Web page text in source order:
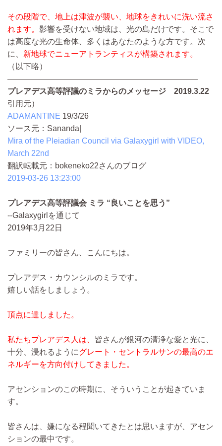
その段階で、地上は津波が襲い、地球をきれいに洗い流さ
れます。 影響を受けない地域は、光の島だけです。そこで
は高度な光の生命体、多くはあなたのような方です。次
に、 新地球でニューアトランティスが構築されます。
（以下略）
————————————————————————
プレアデス高等評議のミラからのメッセージ 2019.3.22
引用元）
ADAMANTINE 19/3/26
ソース元：Sananda|
Mira of the Pleiadian Council via Galaxygirl with VIDEO,
March 22nd
翻訳転載元：bokeneko22さんのブログ
2019-03-26 13:23:00
プレアデス高等評議会 ミラ “良いことを思う”
--Galaxygirlを通じて
2019年3月22日
ファミリーの皆さん、こんにちは。
プレアデス・カウンシルのミラです。
嬉しい話をしましょう。
頂点に達しました。
私たちプレアデス人は、 皆さんが銀河の清浄な愛と光に、
十分、浸れるようにグレート・セントラルサンの最高のエ
ネルギーを方向付けしてきました。
アセンションのこの時期に、そういうことが起きていま
す。
皆さんは、嫌になる程聞いてきたとは思いますが、アセン
ションの最中です。